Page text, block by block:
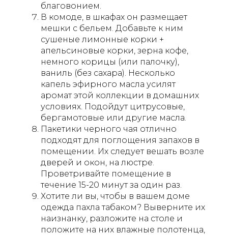
благовонием.
В комоде, в шкафах он размещает
мешки с бельем. Добавьте к ним
сушеные лимонные корки +
апельсиновые корки, зерна кофе,
немного корицы (или палочку),
ваниль (без сахара). Несколько
капель эфирного масла усилят
аромат этой коллекции в домашних
условиях. Подойдут цитрусовые,
бергамотовые или другие масла.
Пакетики черного чая отлично
подходят для поглощения запахов в
помещении. Их следует вешать возле
дверей и окон, на люстре.
Проветривайте помещение в
течение 15-20 минут за один раз.
Хотите ли вы, чтобы в вашем доме
одежда пахла табаком? Выверните их
наизнанку, разложите на столе и
положите на них влажные полотенца,